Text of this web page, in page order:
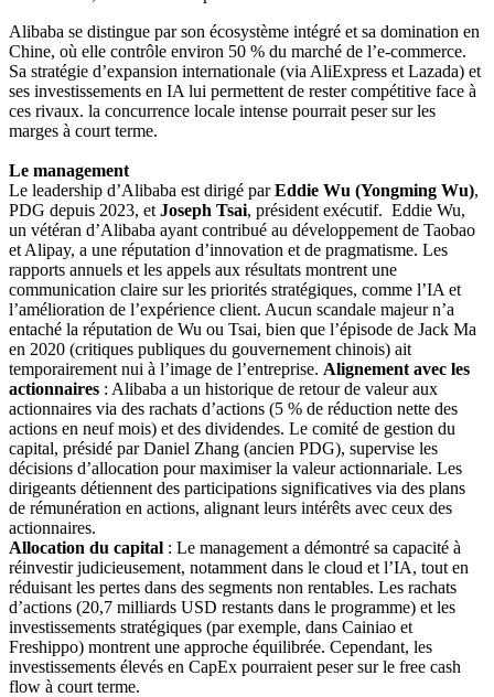
Alibaba se distingue par son écosystème intégré et sa domination en
Chine, où elle contrôle environ 50 % du marché de l’e-commerce.
Sa stratégie d’expansion internationale (via AliExpress et Lazada) et
ses investissements en IA lui permettent de rester compétitive face à
ces rivaux. la concurrence locale intense pourrait peser sur les
marges à court terme.
Le management
Le leadership d’Alibaba est dirigé parEddie Wu (Yongming Wu),
PDG depuis 2023, et Joseph Tsai, président exécutif. Eddie Wu,
un vétéran d’Alibaba ayant contribué au développement de Taobao
et Alipay, a une réputation d’innovation et de pragmatisme. Les
rapports annuels et les appels aux résultats montrent une
communication claire sur les priorités stratégiques, comme l’IA et
l’amélioration de l’expérience client. Aucun scandale majeur n’a
entaché la réputation de Wu ou Tsai, bien que l’épisode de Jack Ma
en 2020 (critiques publiques du gouvernement chinois) ait
temporairement nui à l’image de l’entreprise. Alignement avec les
actionnaires : Alibaba a un historique de retour de valeur aux
actionnaires via des rachats d’actions (5 % de réduction nette des
actions en neuf mois) et des dividendes. Le comité de gestion du
capital, présidé par Daniel Zhang (ancien PDG), supervise les
décisions d’allocation pour maximiser la valeur actionnariale. Les
dirigeants détiennent des participations significatives via des plans
de rémunération en actions, alignant leurs intérêts avec ceux des
actionnaires.
Allocation du capital : Le management a démontré sa capacité à
réinvestir judicieusement, notamment dans le cloud et l’IA, tout en
réduisant les pertes dans des segments non rentables. Les rachats
d’actions (20,7 milliards USD restants dans le programme) et les
investissements stratégiques (par exemple, dans Cainiao et
Freshippo) montrent une approche équilibrée. Cependant, les
investissements élevés en CapEx pourraient peser sur le free cash
flow à court terme.